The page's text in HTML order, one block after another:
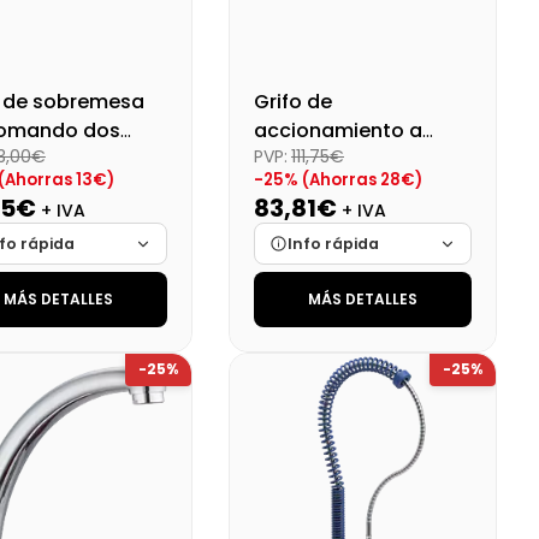
sobremesa
dos
13€)
+ IVA
rápida
Cargando…
Cargando…
final (+21%)
48,10 €
MÁS DETALLES
Grifo de
accionamiento a
codo Serie
Monoblock
PVP: 111,75€
-25% (Ahorras 28€)
83,81€ + IVA
Info rápida
Marca
Cargando…
DisponibilidadCargando…
Precio final (+21%)
101,41 €
MÁS DETALLES
-25% -25%